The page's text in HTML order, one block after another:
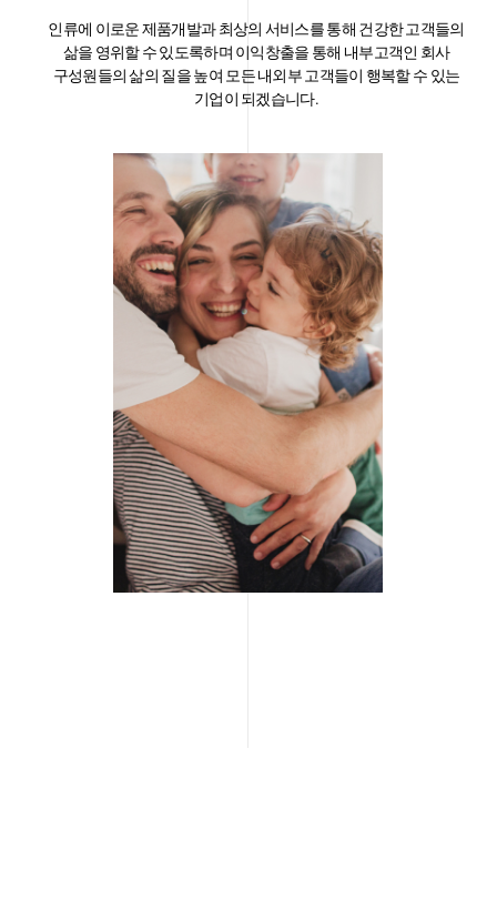
인류에 이로운 제품개발과 최상의 서비스를 통해 건강한 고객들의
삶을 영위할 수 있도록하며 이익창출을 통해 내부고객인 회사
구성원들의 삶의 질을 높여 모든 내외부 고객들이 행복할 수 있는
기업이 되겠습니다.